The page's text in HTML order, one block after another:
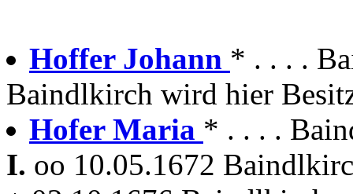
Hoffer Johann * . . . .
Baindlkirch wird hier
Hofer Maria * . . . .
I. oo 10.05.1672